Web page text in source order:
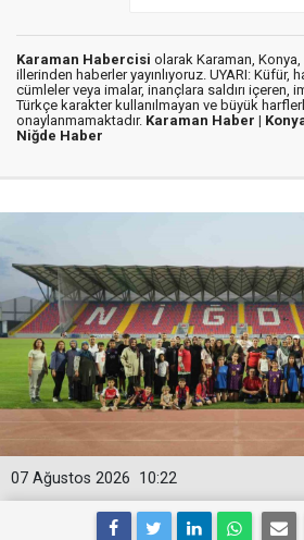
Karaman Habercisi olarak Karaman,
illerinden haberler yayınlıyoruz. UYARI: Küfür,
cümleler veya imalar, inançlara saldırı içeren,
Türkçe karakter kullanılmayan ve büyük
onaylanmamaktadır. Karaman Haber |
Niğde Haber
10:22
07 Ağustos 2026